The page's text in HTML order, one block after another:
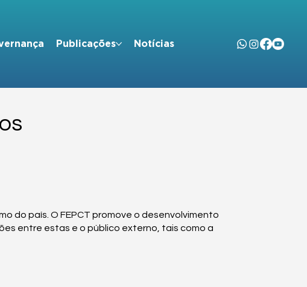
Publicações Notícias
do país. O FEPCT promove o desenvolvimento
entre estas e o público externo, tais como a